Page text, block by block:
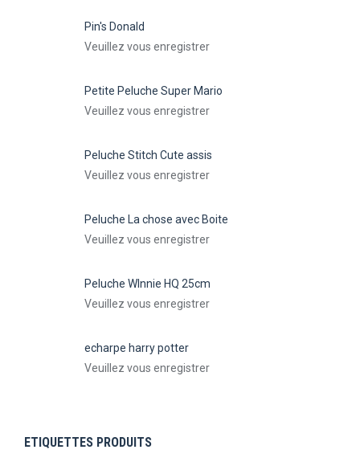
Pin's Donald
Veuillez vous enregistrer
Petite Peluche Super Mario
Veuillez vous enregistrer
Peluche Stitch Cute assis
Veuillez vous enregistrer
Peluche La chose avec Boite
Veuillez vous enregistrer
Peluche WInnie HQ 25cm
Veuillez vous enregistrer
echarpe harry potter
Veuillez vous enregistrer
ETIQUETTES PRODUITS